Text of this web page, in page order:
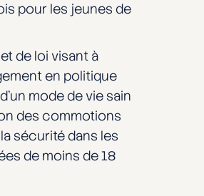
pour les jeunes de
de loi visant à
en politique
mode de vie sain
des commotions
sécurité dans les
de moins de 18